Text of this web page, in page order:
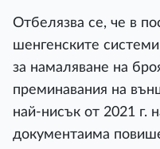
Отбелязва се, че в
шенгенските
за намаляване на
преминавания на
най-нисък от 2021 г.
документаима